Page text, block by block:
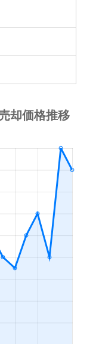
中央
徒歩
央
徒歩